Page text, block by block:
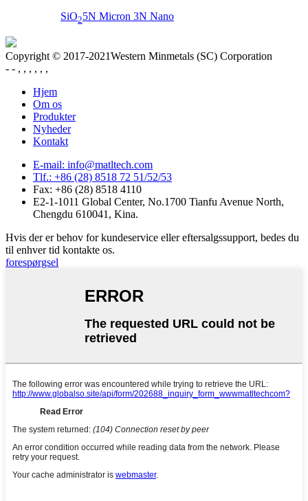
SiO25N Micron 3N Nano
Copyright © 2017-2021Western Minmetals (SC) Corporation
- - , , , , , ,
Hjem
Om os
Produkter
Nyheder
Kontakt
E-mail: info@matltech.com
Tlf.: +86 (28) 8518 72 51/52/53
Fax: +86 (28) 8518 4110
E2-1-1011 Global Center, No.1700 Tianfu Avenue North,
Chengdu 610041, Kina.
Hvis der er behov for kundeservice eller eftersalgssupport, bedes du
til enhver tid kontakte os.
forespørgsel